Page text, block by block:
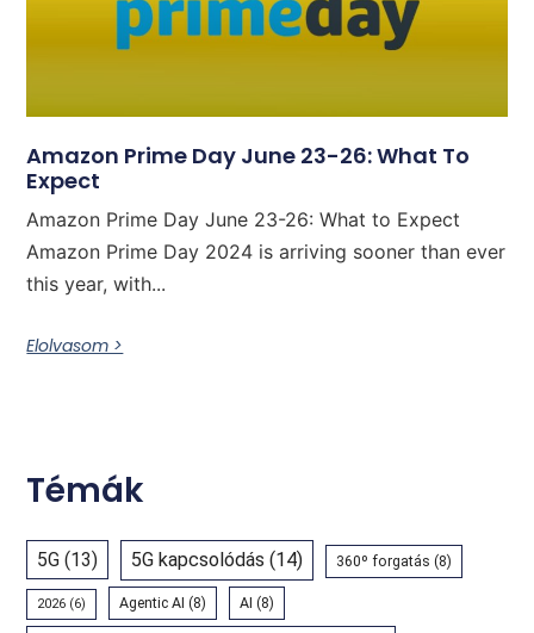
Amazon Prime Day June 23-26: What To
Expect
Amazon Prime Day June 23-26: What to Expect
Amazon Prime Day 2024 is arriving sooner than ever
this year, with...
Elolvasom >
Témák
5G (13) 5G kapcsolódás (14) 360º forgatás (8)
2026 (6) Agentic AI (8) AI (8)